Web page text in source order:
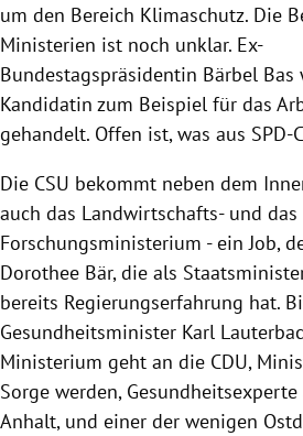
um den Bereich Klimaschutz. Die
Ministerien ist noch unklar. Ex-
Bundestagspräsidentin Bärbel Bas
Kandidatin zum Beispiel für das
gehandelt. Offen ist, was aus SPD-
Die CSU bekommt neben dem
auch das Landwirtschafts- und das
Forschungsministerium - ein Job,
Dorothee Bär, die als
bereits Regierungserfahrung hat.
Gesundheitsminister Karl
Ministerium geht an die CDU,
Sorge werden, Gesundheitsexperte
Anhalt, und einer der wenigen